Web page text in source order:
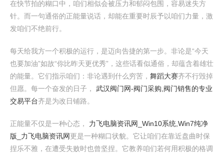
在快节拍的糊口中，咱们相似会被压力和郁闷包围，容易迷失方
针。而一句通俗的正能量说话，却能在重要时辰予以咱们力量，激
发咱们不绝前行。
每天给我方一个积极的运行，是迈向告捷的第一步。非论是“今天
也要加油”如故“你比昨天更优秀”，这些话看似通俗，却蕴含着雄壮
的能量。它们指示咱们：非论遇到什么穷苦， 舞蹈大赛齐不行毁掉
但愿。每一个奋发的日子， 武汉阀门网-阀门采购,阀门销售的专业
交易平台齐是为改日铺路。
正能量不仅是一种心态， 力飞电脑资讯网_Win10系统,Win7纯净
版_力飞电脑资讯网更是一种糊口状貌。它让咱们在靠近盘曲时保
捏乐不雅，在遭受失败时也曾坚捏。它教养咱们若何用积极的格调